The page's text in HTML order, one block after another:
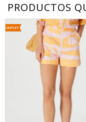
PRODUCTOS